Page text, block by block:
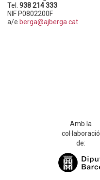
Tel. 938 214 333
NIF P0802200F
a/e berga@ajberga.cat
Amb la
col·laboració
de: